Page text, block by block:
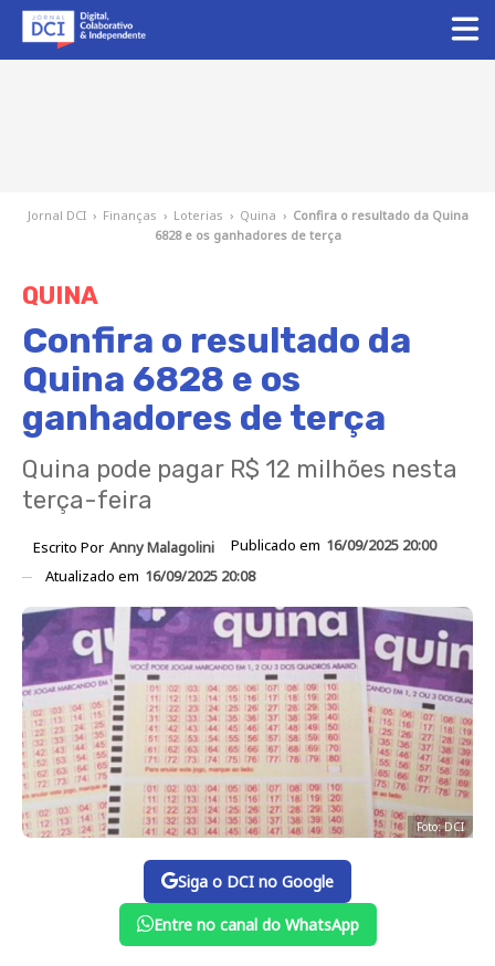
Jornal DCI › Finanças › Loterias › Quina › Confira o resultado da Quina
6828 e os ganhadores de terça
QUINA
Confira o resultado da
Quina 6828 e os
ganhadores de terça
Quina pode pagar R$ 12 milhões nesta
terça-feira
Escrito Por Anny Malagolini Publicado em 16/09/2025 20:00
Atualizado em 16/09/2025 20:08
Foto: DCI
Siga o DCI no Google
Entre no canal do WhatsApp